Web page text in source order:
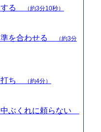
する （約3分10秒）
準を合わせる
（約3分
打ち （約4分）
中ぶくれに頼らない